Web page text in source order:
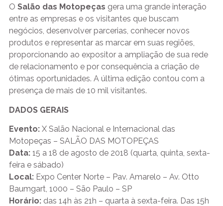
O Salão das Motopeças gera uma grande interação
entre as empresas e os visitantes que buscam
negócios, desenvolver parcerias, conhecer novos
produtos e representar as marcar em suas regiões,
proporcionando ao expositor a ampliação de sua rede
de relacionamento e por consequência a criação de
ótimas oportunidades. A última edição contou com a
presença de mais de 10 mil visitantes.
DADOS GERAIS
Evento:X Salão Nacional e Internacional das
Motopeças – SALÃO DAS MOTOPEÇAS
Data:15 a 18 de agosto de 2018 (quarta, quinta, sexta-
feira e sábado)
Local:Expo Center Norte – Pav. Amarelo – Av. Otto
Baumgart, 1000 – São Paulo – SP
Horário:das 14h às 21h – quarta à sexta-feira. Das 15h